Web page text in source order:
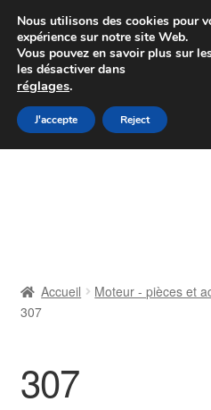
Colissimo livraison
Du lundi au
Aller
à
Aller
au
Contact
Accueil Moteur - pièces et
307
307
Nous utilisons des cookies pour
expérience sur notre site Web.
Vous pouvez en savoir plus sur
les désactiver dans
réglages.
J'accepte Reject